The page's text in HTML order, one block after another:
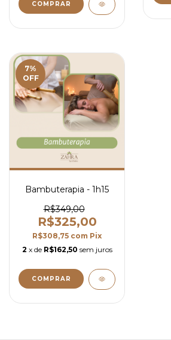
7%
OFF
Bambuterapia - 1h15
R$349,00
R$325,00
R$308,75 com Pix
2 x de R$162,50 sem juros